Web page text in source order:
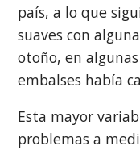
país, a lo que
suaves con
otoño, en
embalses había
Esta mayor
problemas a